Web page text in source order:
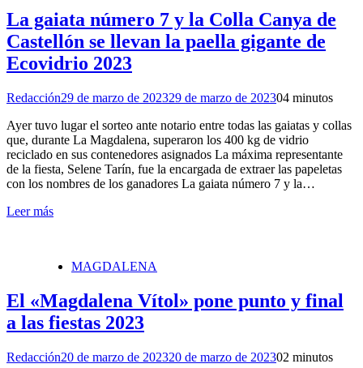
La gaiata número 7 y la Colla Canya de
Castellón se llevan la paella gigante de
Ecovidrio 2023
Redacción29 de marzo de 202329 de marzo de 202304 minutos
Ayer tuvo lugar el sorteo ante notario entre todas las gaiatas y collas
que, durante La Magdalena, superaron los 400 kg de vidrio
reciclado en sus contenedores asignados La máxima representante
de la fiesta, Selene Tarín, fue la encargada de extraer las papeletas
con los nombres de los ganadores La gaiata número 7 y la…
Leer más
MAGDALENA
El «Magdalena Vítol» pone punto y final
a las fiestas 2023
Redacción20 de marzo de 202320 de marzo de 202302 minutos